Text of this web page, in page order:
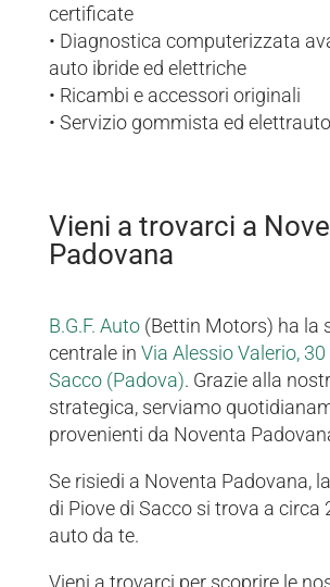
certificate
• Diagnostica computerizzata
auto ibride ed elettriche
• Ricambi e accessori originali
• Servizio gommista ed elettrauto
Vieni a trovarci a
Padovana
B.G.F. Auto(Bettin Motors) ha la
centrale in Via Alessio Valerio,
Sacco (Padova). Grazie alla
strategica, serviamo
provenienti da Noventa
Se risiedi a Noventa Padovana,
di Piove di Sacco si trova a circa
auto da te.
Vieni a trovarci per scoprire le